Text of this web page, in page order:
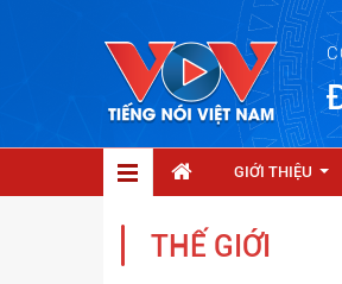
GIỚI THIỆU
THẾ GIỚI